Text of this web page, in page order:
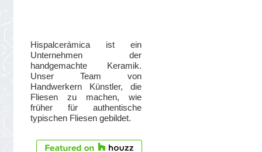
Hispalcerámica ist ein
Unternehmen der
handgemachte Keramik.
Unser Team von
Handwerkern Künstler, die
Fliesen zu machen, wie
früher für authentische
typischen Fliesen gebildet.